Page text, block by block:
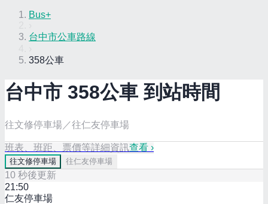
Bus+
台中市公車路線
358公車
台中市 358公車 到站時間
往文修停車場／往仁友停車場
班表、班距、票價等詳細資訊查看 ›
往文修停車場 往仁友停車場
10 秒後更新
21:50
仁友停車場